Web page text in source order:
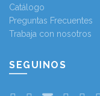
Catálogo
Preguntas Frecuentes
Trabaja con nosotros
SEGUINOS